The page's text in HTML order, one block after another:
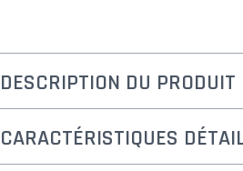
DESCRIPTION DU PRODUIT
CARACTÉRISTIQUES